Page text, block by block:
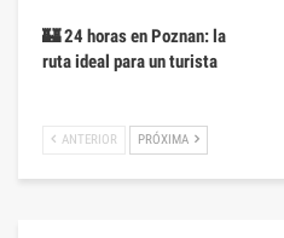
🏰 24 horas en Poznan: la
ruta ideal para un turista
ANTERIOR PRÓXIMA